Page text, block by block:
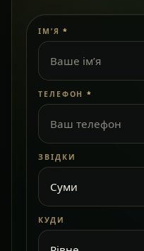
ІМ’Я *
ТЕЛЕФОН *
ЗВІДКИ
КУДИ